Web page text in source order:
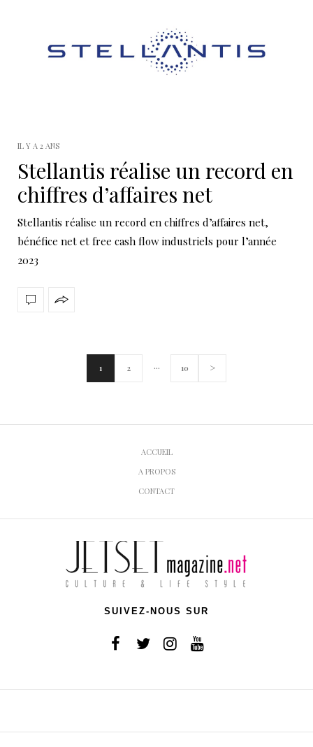
IL Y A 2 ANS
Stellantis réalise un record en
chiffres d’affaires net
Stellantis réalise un record en chiffres d’affaires net,
bénéfice net et free cash flow industriels pour l’année
2023
1 2 … 10 >
ACCUEIL
A PROPOS
CONTACT
SUIVEZ-NOUS SUR